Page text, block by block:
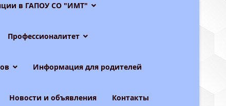
в ГАПОУ СО "ИМТ"
Профессионалитет
Информация для родителей
Новости и объявления Контакты